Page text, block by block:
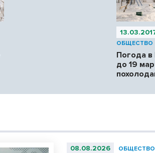
ОБЩЕСТВО
Погода в
до 19
08.08.2026 ОБЩЕСТВО